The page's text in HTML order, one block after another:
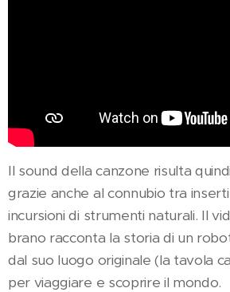
Il sound della canzone risulta
grazie anche al connubio tra
incursioni di strumenti naturali. Il
brano racconta la storia di un
dal suo luogo originale (la tavola
per viaggiare e scoprire il mondo.